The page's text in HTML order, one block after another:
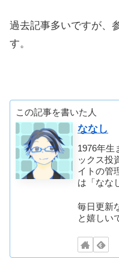
過去記事多いですが、
す。
この記事を書いた人
ななし
1976年生
ックス投
イトの管
は「なな
毎日更新
と嬉しい